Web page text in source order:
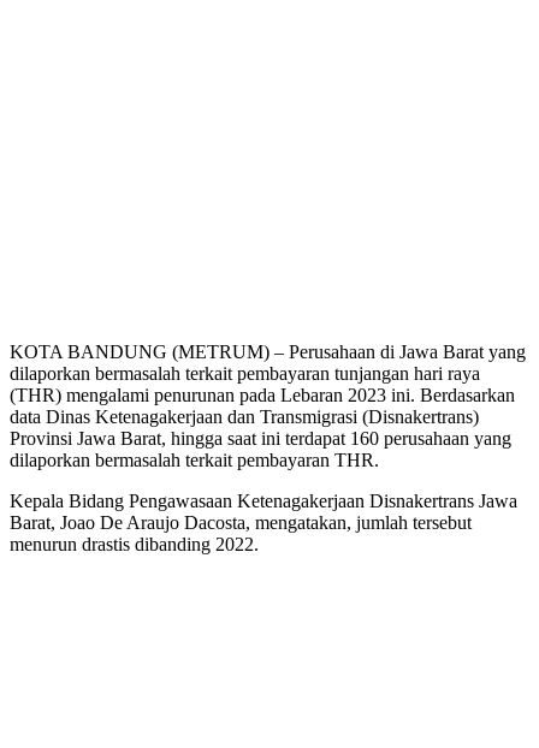
KOTA BANDUNG (METRUM) – Perusahaan di Jawa Barat yang
dilaporkan bermasalah terkait pembayaran tunjangan hari raya
(THR) mengalami penurunan pada Lebaran 2023 ini. Berdasarkan
data Dinas Ketenagakerjaan dan Transmigrasi (Disnakertrans)
Provinsi Jawa Barat, hingga saat ini terdapat 160 perusahaan yang
dilaporkan bermasalah terkait pembayaran THR.
Kepala Bidang Pengawasaan Ketenagakerjaan Disnakertrans Jawa
Barat, Joao De Araujo Dacosta, mengatakan, jumlah tersebut
menurun drastis dibanding 2022.